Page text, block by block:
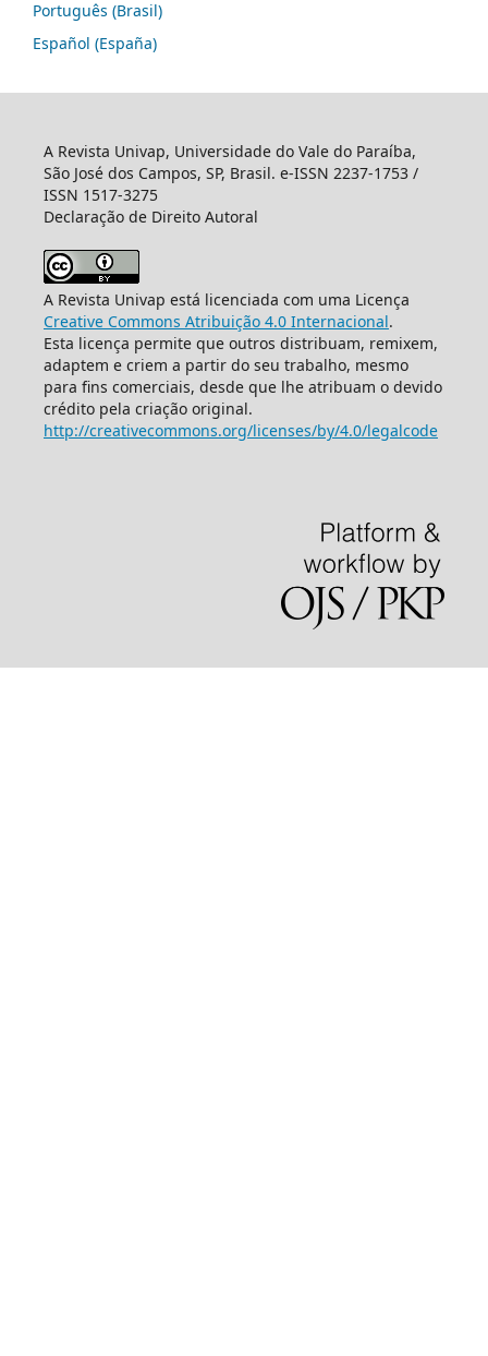
Português (Brasil)
Español (España)
A Revista Univap, Universidade do Vale do Paraíba,
São José dos Campos, SP, Brasil. e-ISSN 2237-1753 /
ISSN 1517-3275
Declaração de Direito Autoral
A Revista Univap está licenciada com uma Licença
Creative Commons Atribuição 4.0 Internacional.
Esta licença permite que outros distribuam, remixem,
adaptem e criem a partir do seu trabalho, mesmo
para fins comerciais, desde que lhe atribuam o devido
crédito pela criação original.
http://creativecommons.org/licenses/by/4.0/legalcode